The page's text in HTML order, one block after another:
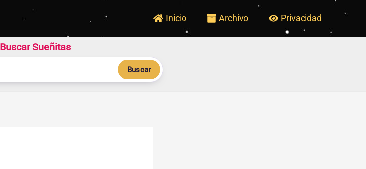
Inicio Archivo Privacidad
Buscar Sueñitas
Buscar